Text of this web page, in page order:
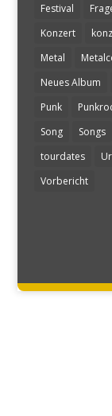
Festival
Konzert
Metal
Neues Album
Punk
Song
Songs
tourdates
Vorbericht